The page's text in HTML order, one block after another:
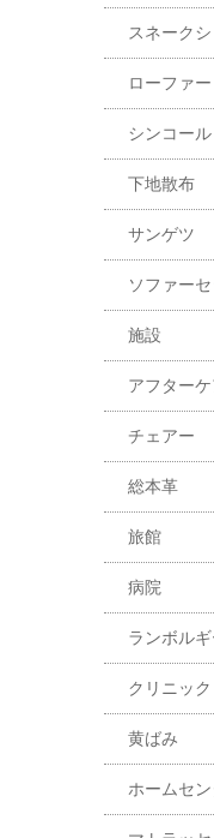
スネーク
ローファー
シンコール
下地散布
サンゲツ
ソファーセ
施設
アフターケ
チェアー
総本革
旅館
病院
ランボルギ
クリニック
黄ばみ
ホームセ